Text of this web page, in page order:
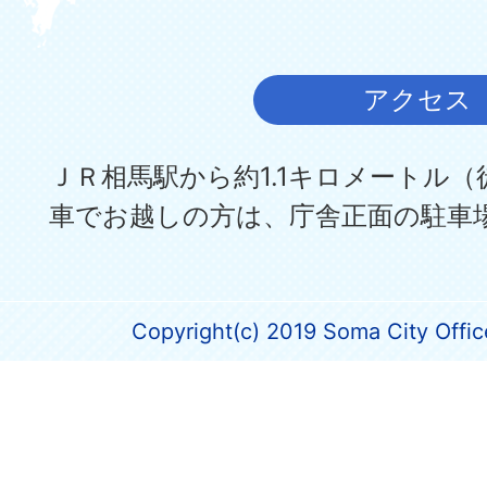
アクセス
ＪＲ相馬駅から約1.1キロメートル
車でお越しの方は、庁舎正面の駐車
Copyright(c) 2019 Soma City